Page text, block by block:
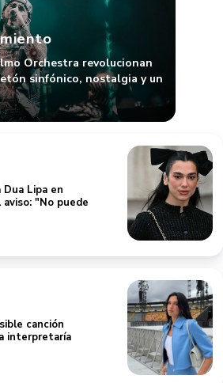
Orchestra revolucionan
sinfónico, nostalgia y un
Lipa en
"No puede
canción
interpretaría